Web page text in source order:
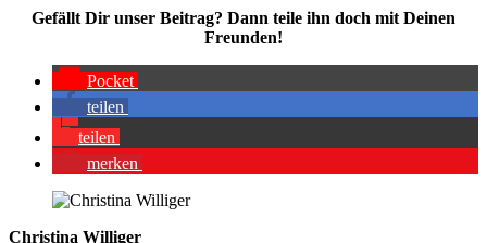
Gefällt Dir unser Bei­trag? Dann tei­le ihn doch mit Dei­nen
Freun­den!
Pocket
tei­len
tei­len
mer­ken
Christina Williger